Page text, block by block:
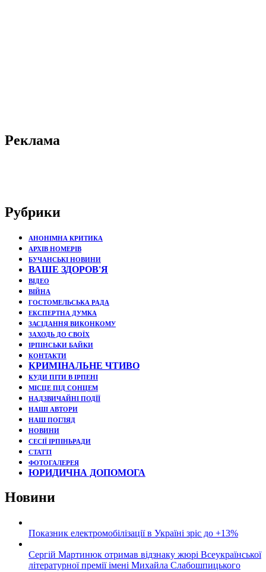
Реклама
Рубрики
АНОНІМНА КРИТИКА
АРХІВ НОМЕРІВ
БУЧАНСЬКІ НОВИНИ
ВАШЕ ЗДОРОВ'Я
ВІДЕО
ВІЙНА
ГОСТОМЕЛЬСЬКА РАДА
ЕКСПЕРТНА ДУМКА
ЗАСІДАННЯ ВИКОНКОМУ
ЗАХОДЬ ДО СВОЇХ
ІРПІНСЬКИ БАЙКИ
КОНТАКТИ
КРИМІНАЛЬНЕ ЧТИВО
КУДИ ПІТИ В ІРПЕНІ
МІСЦЕ ПІД СОНЦЕМ
НАДЗВИЧАЙНІ ПОДЇЇ
НАШІ АВТОРИ
НАШ ПОГЛЯД
НОВИНИ
СЕСІЇ ІРПІНЬРАДИ
СТАТТІ
ФОТОГАЛЕРЕЯ
ЮРИДИЧНА ДОПОМОГА
Новини
Показник електромобілізації в Україні зріс до +13%
Сергій Мартинюк отримав відзнаку жюрі Всеукраїнської
літературної премії імені Михайла Слабошпицького